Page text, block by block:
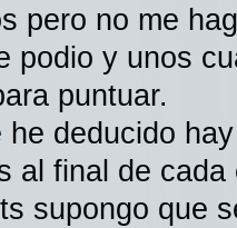
pero no me
podio y unos
puntuar.
he deducido
al final de cada
supongo que